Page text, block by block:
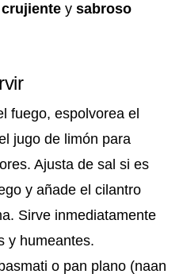
crujiente y sabroso
fuego, espolvorea el
jugo de limón para
Ajusta de sal si es
y añade el cilantro
Sirve inmediatamente
y humeantes.
o pan plano (naan